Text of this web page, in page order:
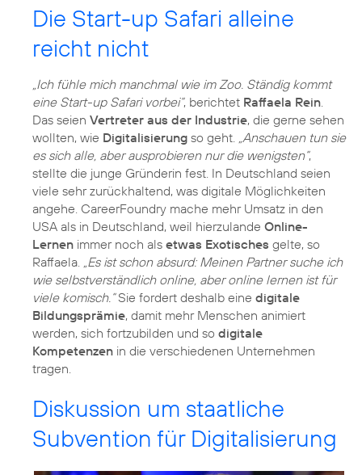
Die Start-up Safari alleine
reicht nicht
„Ich fühle mich manchmal wie im Zoo. Ständig kommt
eine Start-up Safari vorbei“, berichtet Raffaela Rein.
Das seien Vertreter aus der Industrie, die gerne sehen
wollten, wie Digitalisierung so geht. „Anschauen tun sie
es sich alle, aber ausprobieren nur die wenigsten“,
stellte die junge Gründerin fest. In Deutschland seien
viele sehr zurückhaltend, was digitale Möglichkeiten
angehe. CareerFoundry mache mehr Umsatz in den
USA als in Deutschland, weil hierzulande Online-
Lernen immer noch als etwas Exotisches gelte, so
Raffaela. „Es ist schon absurd: Meinen Partner suche ich
wie selbstverständlich online, aber online lernen ist für
viele komisch.“Sie fordert deshalb eine digitale
Bildungsprämie, damit mehr Menschen animiert
werden, sich fortzubilden und so digitale
Kompetenzen in die verschiedenen Unternehmen
tragen.
Diskussion um staatliche
Subvention für Digitalisierung